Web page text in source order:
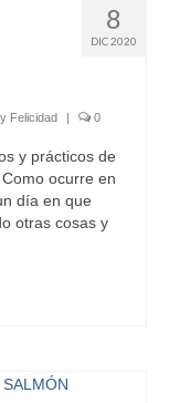
8
DIC 2020
Felicidad | 0
y prácticos de
ocurre en
día en que
otras cosas y